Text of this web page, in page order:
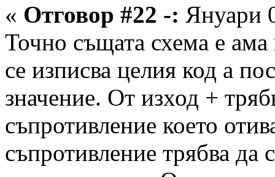
« Отговор #22 -: Януари
Точно същата схема е
се изписва целия код а
значение. От изход +
съпротивление което
съпротивление трябва